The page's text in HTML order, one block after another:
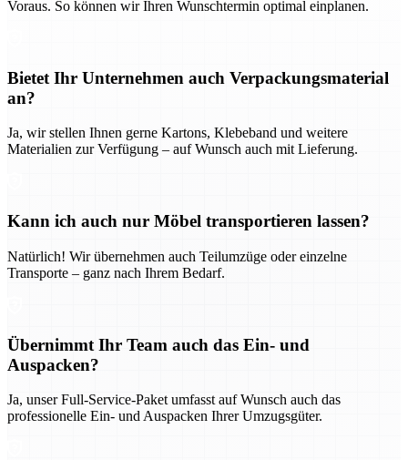
Voraus. So können wir Ihren Wunschtermin optimal einplanen.
Bietet Ihr Unternehmen auch Verpackungsmaterial
an?
Ja, wir stellen Ihnen gerne Kartons, Klebeband und weitere
Materialien zur Verfügung – auf Wunsch auch mit Lieferung.
Kann ich auch nur Möbel transportieren lassen?
Natürlich! Wir übernehmen auch Teilumzüge oder einzelne
Transporte – ganz nach Ihrem Bedarf.
Übernimmt Ihr Team auch das Ein- und
Auspacken?
Ja, unser Full-Service-Paket umfasst auf Wunsch auch das
professionelle Ein- und Auspacken Ihrer Umzugsgüter.